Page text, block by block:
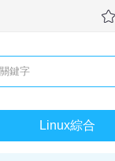
Linux綜合